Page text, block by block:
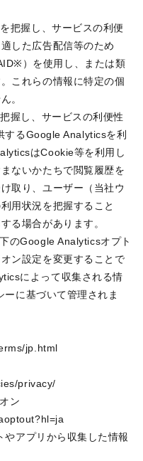
把握し、サービスの利便
した広告配信等のため
）を使用し、または類
これらの情報に特定の個
。
握し、サービスの利便性
するGoogle Analyticsを利
はCookie等を利用し
ないかたちで閲覧履歴を
取り、ユーザー（当社ウ
用状況を把握すること
る場合があります。
のGoogle Analyticsオプト
ン設定を変更することで
によって収集される情
に基づいて管理されま
jp.html
privacy/
ン
アプリから収集した情報